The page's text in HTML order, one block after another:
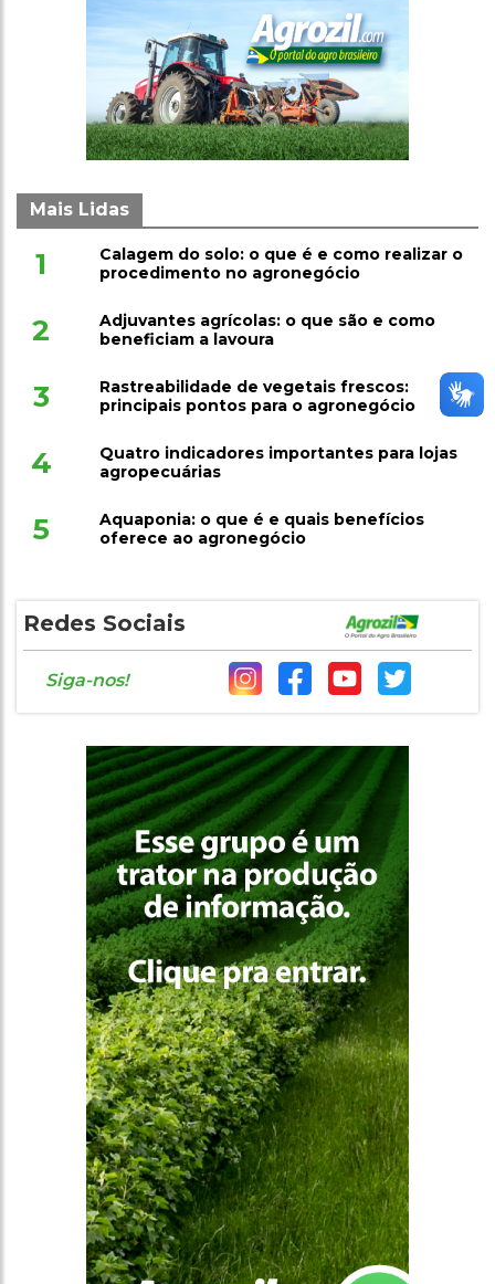
Mais Lidas
1
Calagem do solo: o que é e como realizar o
procedimento no agronegócio
2
Adjuvantes agrícolas: o que são e como
beneficiam a lavoura
3
Rastreabilidade de vegetais frescos:
principais pontos para o agronegócio
4
Quatro indicadores importantes para lojas
agropecuárias
5
Aquaponia: o que é e quais benefícios
oferece ao agronegócio
Redes Sociais
Siga-nos!